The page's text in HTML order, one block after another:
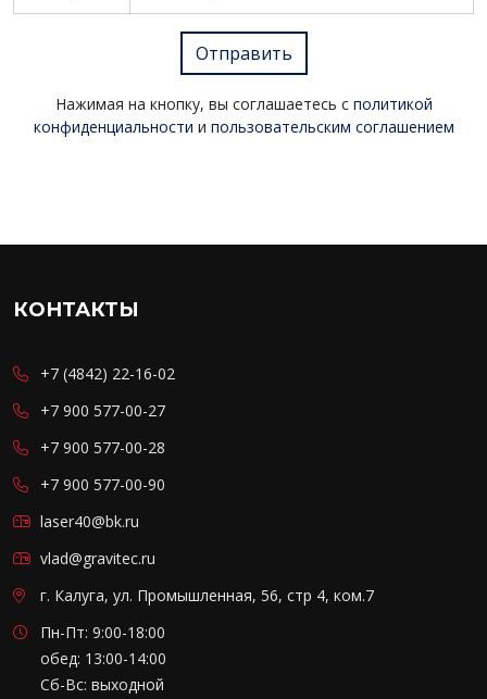
Отправить
Нажимая на кнопку, вы соглашаетесь с политикой
конфиденциальности и пользовательским соглашением
КОНТАКТЫ
+7 (4842) 22-16-02
+7 900 577-00-27
+7 900 577-00-28
+7 900 577-00-90
laser40@bk.ru
vlad@gravitec.ru
г. Калуга, ул. Промышленная, 56, стр 4, ком.7
Пн-Пт: 9:00-18:00
обед: 13:00-14:00
Сб-Вс: выходной